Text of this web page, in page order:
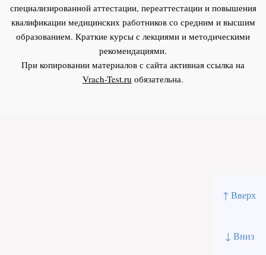
↑ Вверх
↓ Вниз
специализированной аттестации, переаттестации и повышения
квалификации медицинских работников со средним и высшим
образованием. Краткие курсы с лекциями и методическими
рекомендациями.
При копировании материалов с сайта активная ссылка на
Vrach-Test.ru обязательна.